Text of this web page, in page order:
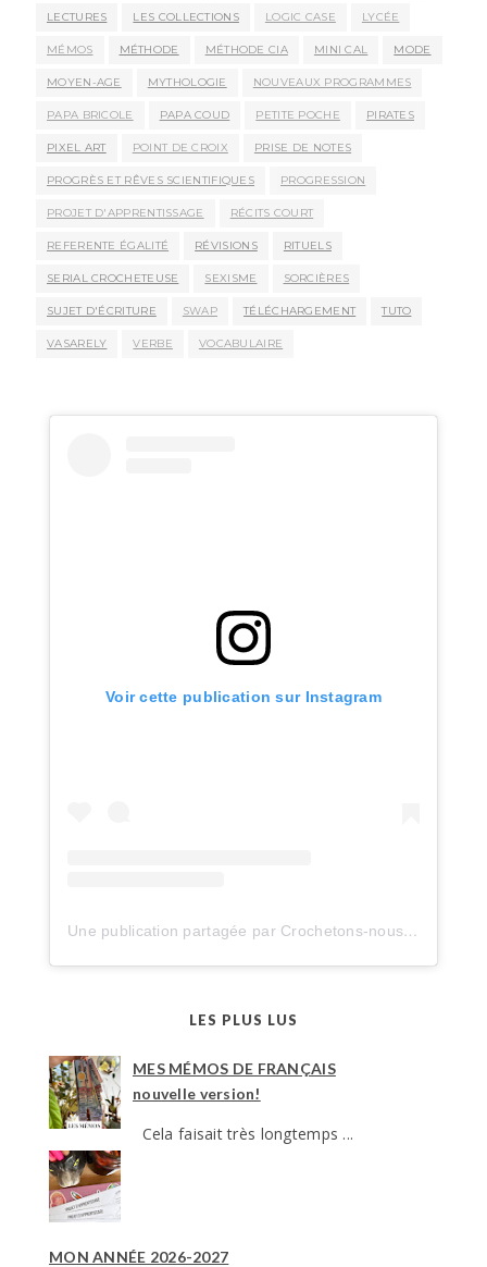
LECTURES LES COLLECTIONS LOGIC CASE LYCÉE
MÉMOS MÉTHODE MÉTHODE CIA MINI CAL MODE
MOYEN-AGE MYTHOLOGIE NOUVEAUX PROGRAMMES
PAPA BRICOLE PAPA COUD PETITE POCHE PIRATES
PIXEL ART POINT DE CROIX PRISE DE NOTES
PROGRÈS ET RÊVES SCIENTIFIQUES PROGRESSION
PROJET D'APPRENTISSAGE RÉCITS COURT
REFERENTE ÉGALITÉ RÉVISIONS RITUELS
SERIAL CROCHETEUSE SEXISME SORCIÈRES
SUJET D'ÉCRITURE SWAP TÉLÉCHARGEMENT TUTO
VASARELY VERBE VOCABULAIRE
Voir cette publication sur Instagram
Une publication partagée par Crochetons-nous dans les bois (@crochetonsnousdanslesbois)
LES PLUS LUS
MES MÉMOS DE FRANÇAIS
nouvelle version!
Cela faisait très longtemps ...
MON ANNÉE 2026-2027